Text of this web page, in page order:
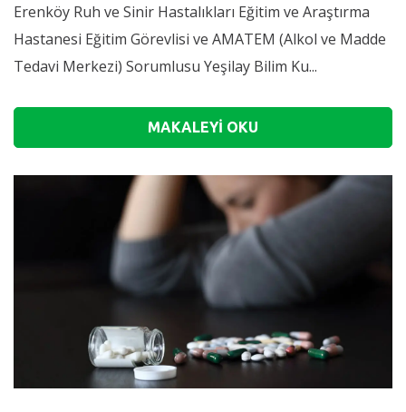
Erenköy Ruh ve Sinir Hastalıkları Eğitim ve Araştırma
Hastanesi Eğitim Görevlisi ve AMATEM (Alkol ve Madde
Tedavi Merkezi) Sorumlusu Yeşilay Bilim Ku...
MAKALEYİ OKU